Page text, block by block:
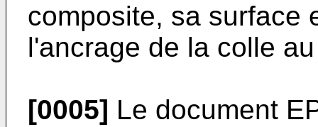
composite, sa surface
l'ancrage de la colle
[0005] Le document